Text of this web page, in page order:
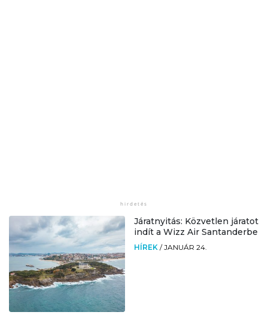
Járatnyitás: Közvetlen járatot
indít a Wizz Air Santanderbe
HÍREK /JANUÁR 24.